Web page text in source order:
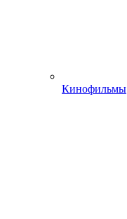
Кинофильмы